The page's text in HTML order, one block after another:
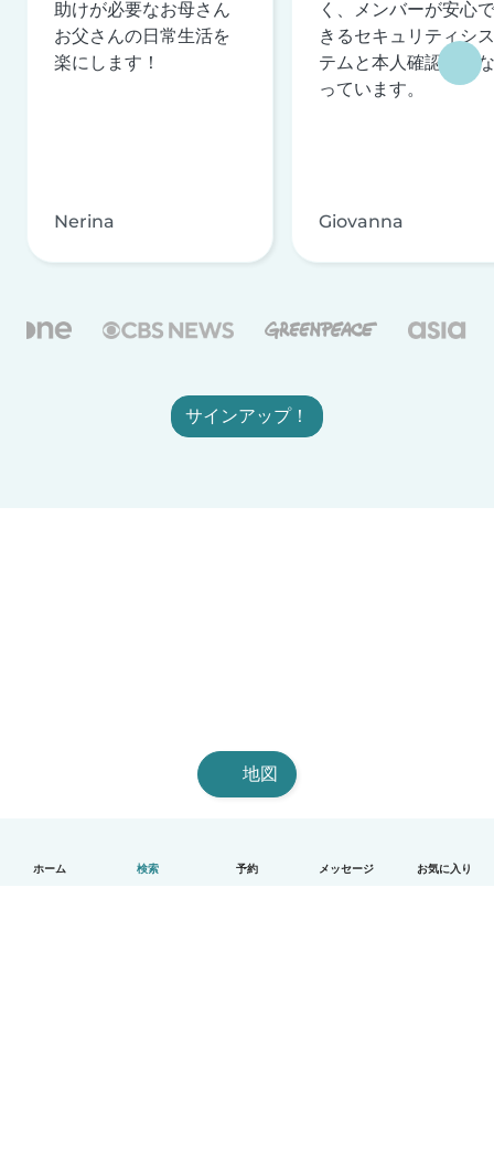
ホーム 検索 予約 メッセージ お気に入り
助けが必要なお母さん
お父さんの日常生活を
楽にします！
Nerina
く、メンバーが安心で
きるセキュリティシス
テムと本人確認を行な
っています。
Giovanna
サインアップ！
地図